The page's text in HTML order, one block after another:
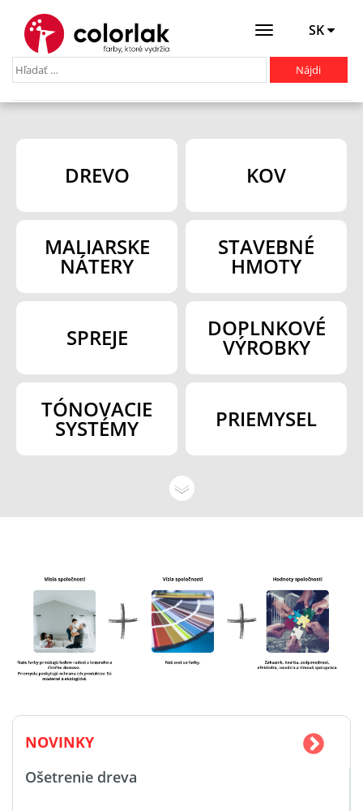
SK
Otevřít
menu
DREVO KOV
MALIARSKE
NÁTERY
STAVEBNÉ
HMOTY
SPREJE DOPLNKOVÉ
VÝROBKY
TÓNOVACIE
SYSTÉMY PRIEMYSEL
NOVINKY
Ošetrenie dreva